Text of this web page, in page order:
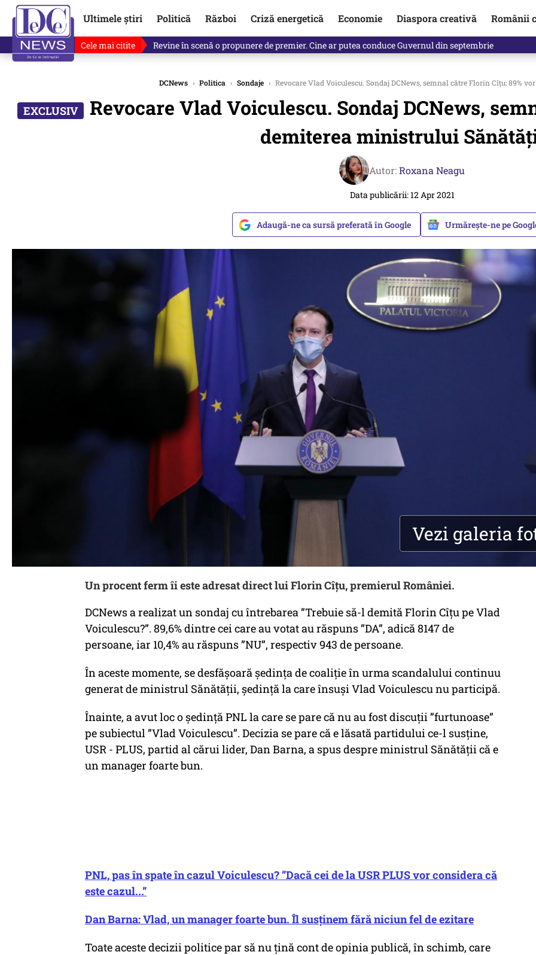
Ultimele știri Politică Război Criză energetică Economie Diaspora creativă Românii
Cele mai citite Drona explodată în Bulgaria, identificată. Ambasadoarea Ucrainei a fost convocată la Ministerul
DCNews › Politica › Sondaje › Revocare Vlad Voiculescu. Sondaj DCNews, semnal către Florin Cîțu: 89%
Revocare Vlad Voiculescu. Sondaj DCNews,
demiterea ministrului
Autor:Roxana Neagu
Data publicării: 12 Apr 2021
Adaugă-ne ca sursă preferată în Google Urmărește-ne pe
Vezi galeria
Un procent ferm îi este adresat direct lui Florin Cîțu, premierul României.
DCNews a realizat un sondaj cu întrebarea ”Trebuie să-l demită Florin Cîțu pe Vlad
Voiculescu?”. 89,6% dintre cei care au votat au răspuns ”DA”, adică 8147 de
persoane, iar 10,4% au răspuns ”NU”, respectiv 943 de persoane.
În aceste momente, se desfășoară ședința de coaliție în urma scandalului continuu
generat de ministrul Sănătății, ședință la care însuși Vlad Voiculescu nu participă.
Înainte, a avut loc o ședință PNL la care se pare că nu au fost discuții ”furtunoase”
pe subiectul ”Vlad Voiculescu”. Decizia se pare că e lăsată partidului ce-l susține,
USR - PLUS, partid al cărui lider, Dan Barna, a spus despre ministrul Sănătății că e
un manager foarte bun.
PNL, pas în spate în cazul Voiculescu? ”Dacă cei de la USR PLUS vor considera că
este cazul...”
Dan Barna: Vlad, un manager foarte bun. Îl susținem fără niciun fel de ezitare
Toate aceste decizii politice par să nu țină cont de opinia publică, în schimb, care